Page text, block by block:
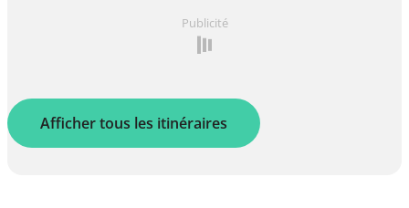
Publicité
Afficher tous les itinéraires